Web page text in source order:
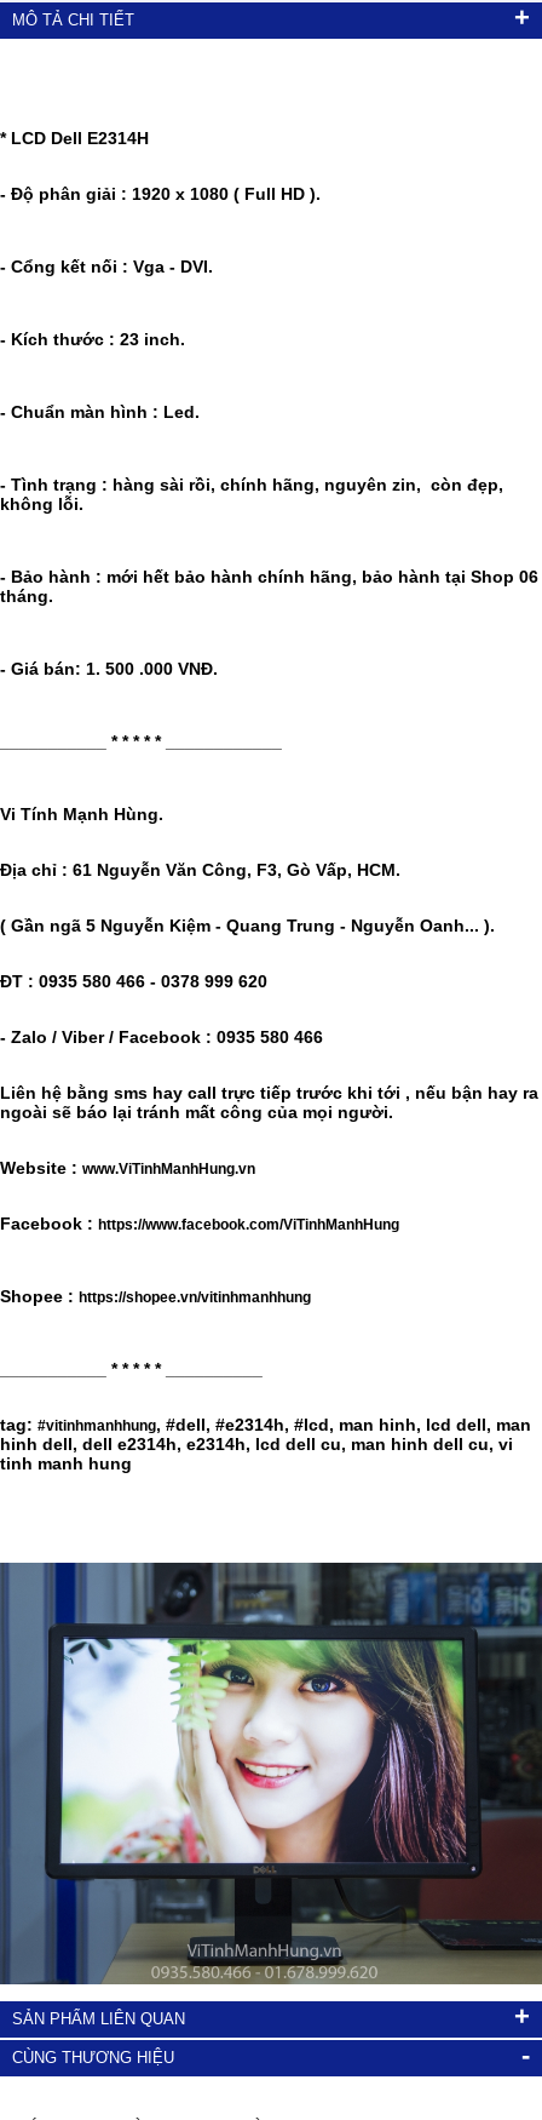
MÔ TẢ CHI TIẾT +
* LCD Dell E2314H
- Độ phân giải : 1920 x 1080 ( Full HD ).
- Cổng kết nối : Vga - DVI.
- Kích thước : 23 inch.
- Chuẩn màn hình : Led.
- Tình trạng : hàng sài rồi, chính hãng, nguyên zin, còn đẹp,
không lỗi.
- Bảo hành : mới hết bảo hành chính hãng, bảo hành tại Shop 06
tháng.
- Giá bán: 1. 500 .000 VNĐ.
___________ * * * * * ____________
Vi Tính Mạnh Hùng.
Địa chỉ : 61 Nguyễn Văn Công, F3, Gò Vấp, HCM.
( Gần ngã 5 Nguyễn Kiệm - Quang Trung - Nguyễn Oanh... ).
ĐT : 0935 580 466 - 0378 999 620
- Zalo / Viber / Facebook : 0935 580 466
Liên hệ bằng sms hay call trực tiếp trước khi tới , nếu bận hay ra
ngoài sẽ báo lại tránh mất công của mọi người.
Website : www.ViTinhManhHung.vn
Facebook : https://www.facebook.com/ViTinhManhHung
Shopee : https://shopee.vn/vitinhmanhhung
___________ * * * * * __________
tag: #vitinhmanhhung, #dell, #e2314h, #lcd, man hinh, lcd dell, man
hinh dell, dell e2314h, e2314h, lcd dell cu, man hinh dell cu, vi
tinh manh hung
SẢN PHẨM LIÊN QUAN +
CÙNG THƯƠNG HIỆU -